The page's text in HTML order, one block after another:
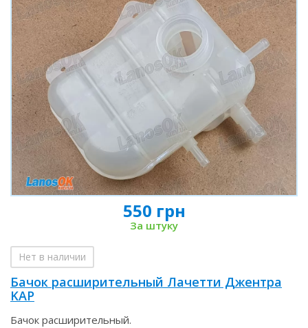
550 грн
За штуку
Нет в наличии
Бачок расширительный Лачетти Джентра
KAP
Бачок расширительный.